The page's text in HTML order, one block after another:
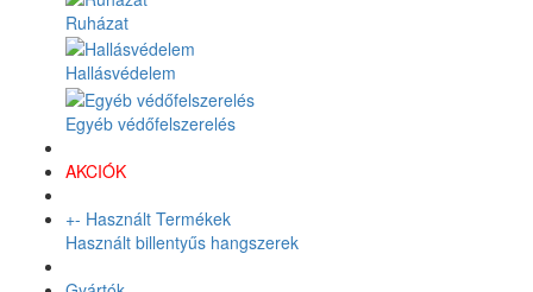
Ruházat
Hallásvédelem
Egyéb védőfelszerelés
AKCIÓK
+- Használt Termékek
Használt billentyűs hangszerek